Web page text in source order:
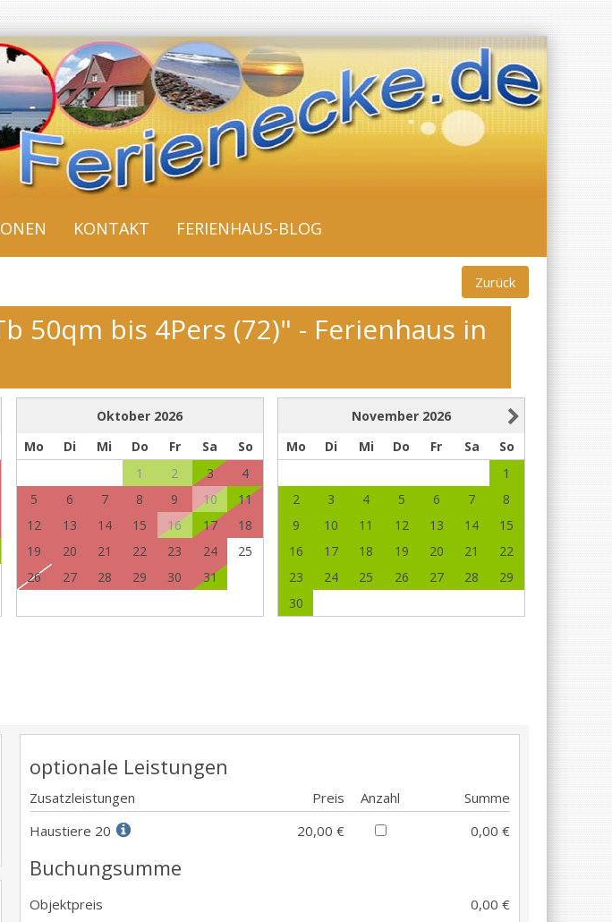
KONTAKT FERIENHAUS-BLOG
Zurück
50qm bis 4Pers (72)" - Ferienhaus in
Oktober 2026
Mo
Di Mi Do Fr Sa
So
1
2 3
4
5
6 7 8 9 10
11
12
13 14 15 16 17
18
19
20 21 22 23 24
25
26
27 28 29 30 31
November 2026
Mo
Di Mi Do Fr Sa
So
1
2
3 4 5 6 7
8
9
10 11 12 13 14
15
16
17 18 19 20 21
22
23
24 25 26 27 28
29
30
optionale Leistungen
Zusatzleistungen Preis Anzahl
Summe
Haustiere 20
20,00 € 0,00 €
Buchungsumme
Objektpreis
0,00 €